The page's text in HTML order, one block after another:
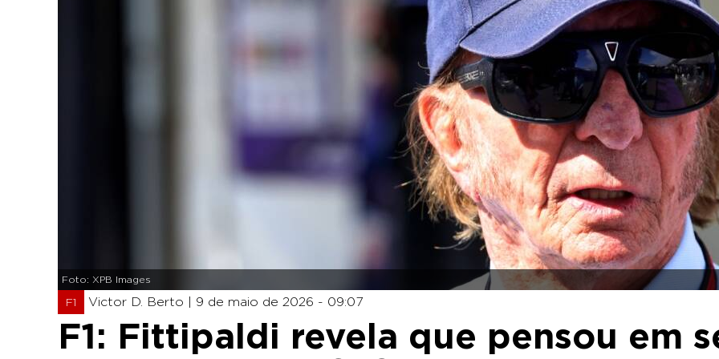
Foto: XPB Images
F1 Victor D. Berto | 9 de maio de 2026 - 09:07
F1: Fittipaldi revela que pensou em